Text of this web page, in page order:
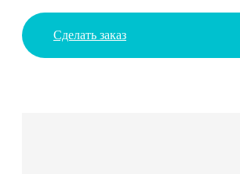
Сделать заказ